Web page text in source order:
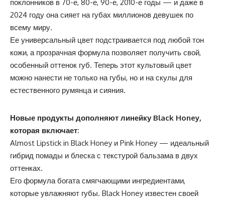
поклонников в 70-е, 80-е, 90-е, 2010-е годы — и даже в
2024 году она сияет на губах миллионов девушек по
всему миру.
Ее универсальный цвет подстраивается под любой тон
кожи, а прозрачная формула позволяет получить свой,
особенный оттенок губ. Теперь этот культовый цвет
можно нанести не только на губы, но и на скулы для
естественного румянца и сияния.
Новые продукты дополняют линейку Black Honey,
которая включает:
Almost Lipstick in Black Honey и Pink Honey — идеальный
гибрид помады и блеска с текстурой бальзама в двух
оттенках.
Его формула богата смягчающими ингредиентами,
которые увлажняют губы. Black Honey известен своей